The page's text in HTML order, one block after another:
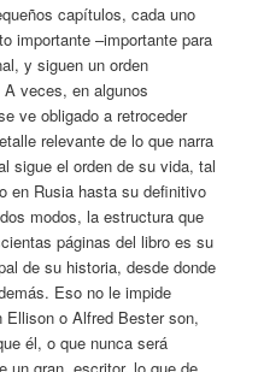
capítulos, cada uno
importante –importante para
y siguen un orden
veces, en algunos
ve obligado a retroceder
relevante de lo que narra
sigue el orden de su vida, tal
en Rusia hasta su definitivo
modos, la estructura que
páginas del libro es su
de su historia, desde donde
Eso no le impide
Ellison o Alfred Bester son,
él, o que nunca será